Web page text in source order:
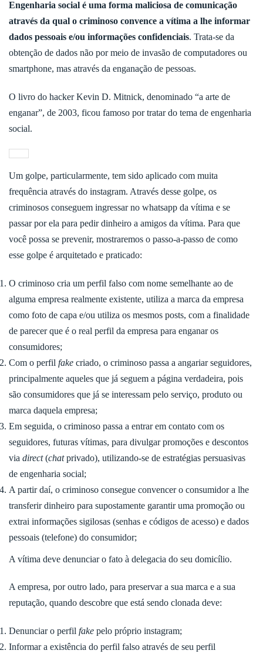
Engenharia social é uma forma maliciosa de comunicação
através da qual o criminoso convence a vítima a lhe informar
dados pessoais e/ou informações confidenciais. Trata-se da
obtenção de dados não por meio de invasão de computadores ou
smartphone, mas através da enganação de pessoas.
O livro do hacker Kevin D. Mitnick, denominado “a arte de
enganar”, de 2003, ficou famoso por tratar do tema de engenharia
social.
Um golpe, particularmente, tem sido aplicado com muita
frequência através do instagram. Através desse golpe, os
criminosos conseguem ingressar no whatsapp da vítima e se
passar por ela para pedir dinheiro a amigos da vítima. Para que
você possa se prevenir, mostraremos o passo-a-passo de como
esse golpe é arquitetado e praticado:
O criminoso cria um perfil falso com nome semelhante ao de
alguma empresa realmente existente, utiliza a marca da empresa
como foto de capa e/ou utiliza os mesmos posts, com a finalidade
de parecer que é o real perfil da empresa para enganar os
consumidores;
Com o perfil fake criado, o criminoso passa a angariar seguidores,
principalmente aqueles que já seguem a página verdadeira, pois
são consumidores que já se interessam pelo serviço, produto ou
marca daquela empresa;
Em seguida, o criminoso passa a entrar em contato com os
seguidores, futuras vítimas, para divulgar promoções e descontos
via direct(chatprivado), utilizando-se de estratégias persuasivas
de engenharia social;
A partir daí, o criminoso consegue convencer o consumidor a lhe
transferir dinheiro para supostamente garantir uma promoção ou
extrai informações sigilosas (senhas e códigos de acesso) e dados
pessoais (telefone) do consumidor;
A vítima deve denunciar o fato à delegacia do seu domicílio.
A empresa, por outro lado, para preservar a sua marca e a sua
reputação, quando descobre que está sendo clonada deve:
Denunciar o perfil fake pelo próprio instagram;
Informar a existência do perfil falso através de seu perfil